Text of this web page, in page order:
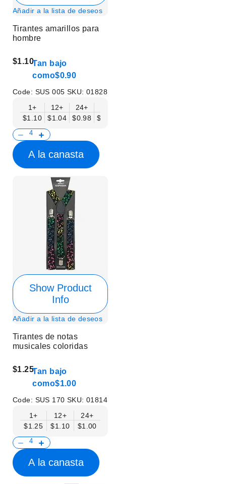
Añadir a la lista de deseos
Tirantes amarillos para
hombre
$1.10Tan bajo
como$0.90
Code: SUS 005 SKU:01828
1+
$1.10
12+
$1.04
24+
$0.98
$0.90
A la canasta
Show Product
Info
Añadir a la lista de deseos
Tirantes de notas
musicales coloridas
$1.25Tan bajo
como$1.00
Code: SUS 170 SKU:01814
1+
$1.25
12+
$1.10
24+
$1.00
A la canasta